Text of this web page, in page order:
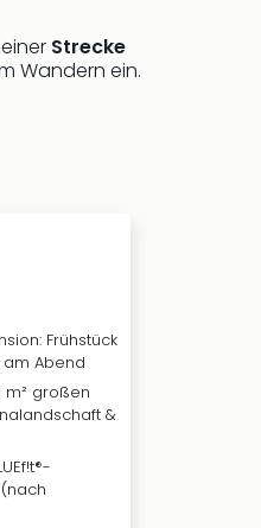
Strecke
Wandern ein.
Frühstück
Abend
m² großen
&